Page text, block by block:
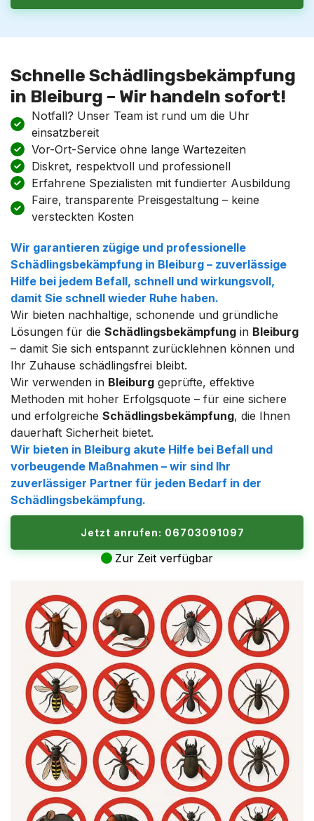
Schnelle Schädlingsbekämpfung
in Bleiburg – Wir handeln sofort!
Notfall? Unser Team ist rund um die Uhr
einsatzbereit
Vor-Ort-Service ohne lange Wartezeiten
Diskret, respektvoll und professionell
Erfahrene Spezialisten mit fundierter Ausbildung
Faire, transparente Preisgestaltung – keine
versteckten Kosten
Wir garantieren zügige und professionelle
Schädlingsbekämpfung in Bleiburg – zuverlässige
Hilfe bei jedem Befall, schnell und wirkungsvoll,
damit Sie schnell wieder Ruhe haben.
Wir bieten nachhaltige, schonende und gründliche
Lösungen für die Schädlingsbekämpfung in Bleiburg
– damit Sie sich entspannt zurücklehnen können und
Ihr Zuhause schädlingsfrei bleibt.
Wir verwenden in Bleiburg geprüfte, effektive
Methoden mit hoher Erfolgsquote – für eine sichere
und erfolgreiche Schädlingsbekämpfung, die Ihnen
dauerhaft Sicherheit bietet.
Wir bieten in Bleiburg akute Hilfe bei Befall und
vorbeugende Maßnahmen – wir sind Ihr
zuverlässiger Partner für jeden Bedarf in der
Schädlingsbekämpfung.
Jetzt anrufen: 06703091097
Zur Zeit verfügbar